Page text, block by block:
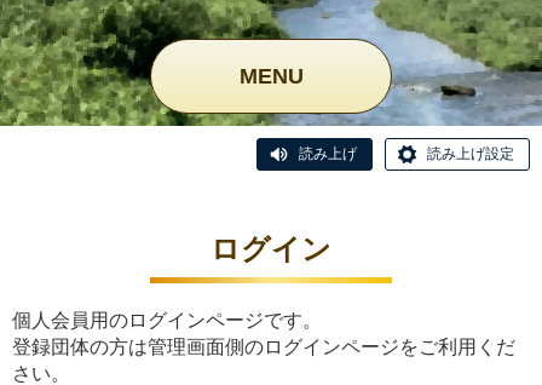
MENU
読み上げ 読み上げ設定
ログイン
個人会員用のログインページです。
登録団体の方は管理画面側のログインページをご利用くだ
さい。